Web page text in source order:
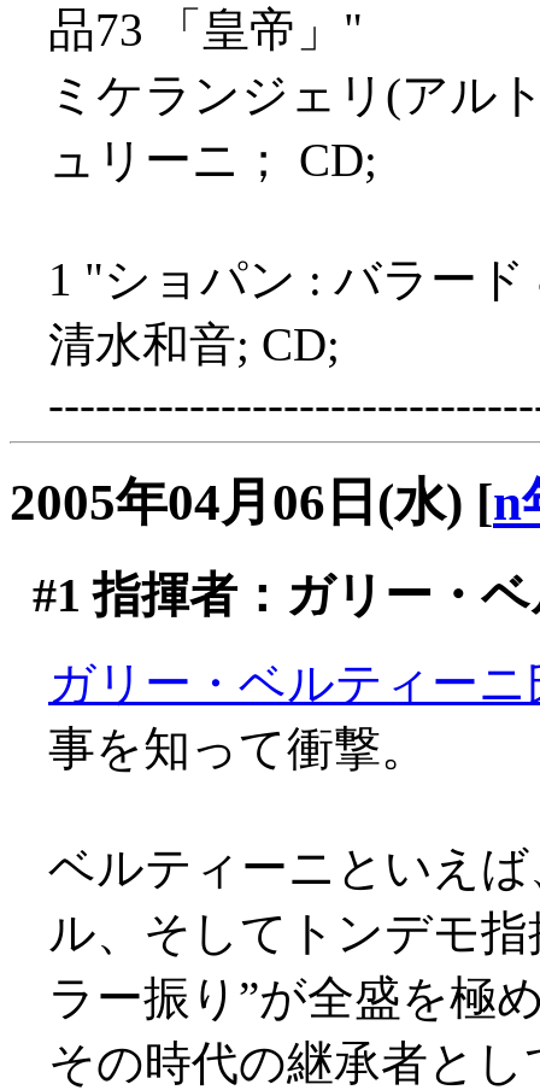
品73 「皇帝」"
ミケランジェリ(アル
ュリーニ； CD;
1 "ショパン : バラー
清水和音; CD;
2005年04月06日(水) [n
#1 指揮者：ガリー・
ガリー・ベルティー
事を知って衝撃。
ベルティーニといえ
ル、そしてトンデモ
ラー振り”が全盛を極
その時代の継承者と